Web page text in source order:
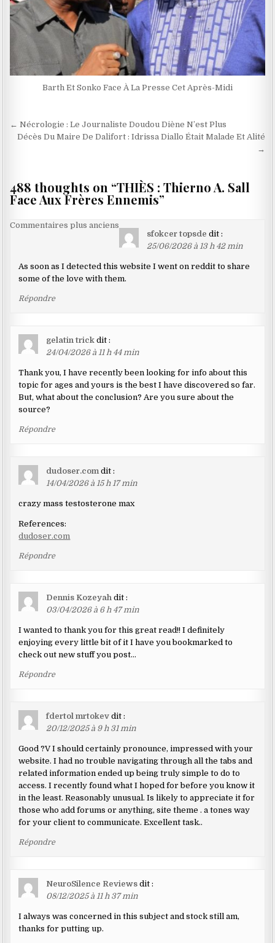
Barth Et Sonko Face À La Presse Cet Après-Midi
Navigation
de
← Nécrologie : Le Journaliste Doudou Diène N’est Plus
Décès Du Maire De Dalifort : Idrissa Diallo Était Malade Et Alité
→
488 thoughts on “THIÈS : Thierno A. Sall
Face Aux Frères Ennemis”
Navigation
les
commentaires
Commentaires plus anciens
sfokcer topsde dit :
25/06/2026 à 13 h 42 min
As soon as I detected this website I went on reddit to share
some of the love with them.
Répondre
gelatin trick dit :
24/04/2026 à 11 h 44 min
Thank you, I have recently been looking for info about this
topic for ages and yours is the best I have discovered so far.
But, what about the conclusion? Are you sure about the
source?
Répondre
dudoser.com dit :
14/04/2026 à 15 h 17 min
crazy mass testosterone max
References:
dudoser.com
Répondre
Dennis Kozeyah dit :
03/04/2026 à 6 h 47 min
I wanted to thank you for this great read!! I definitely
enjoying every little bit of it I have you bookmarked to
check out new stuff you post…
Répondre
fdertol mrtokev dit :
20/12/2025 à 9 h 31 min
Good ?V I should certainly pronounce, impressed with your
website. I had no trouble navigating through all the tabs and
related information ended up being truly simple to do to
access. I recently found what I hoped for before you know it
in the least. Reasonably unusual. Is likely to appreciate it for
those who add forums or anything, site theme . a tones way
for your client to communicate. Excellent task..
Répondre
NeuroSilence Reviews dit :
08/12/2025 à 11 h 37 min
I always was concerned in this subject and stock still am,
thanks for putting up.